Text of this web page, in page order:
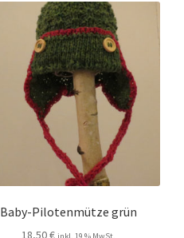
Baby-Pilotenmütze grün
18,50€